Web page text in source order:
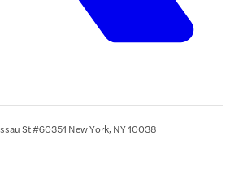
St #60351 New York, NY 10038